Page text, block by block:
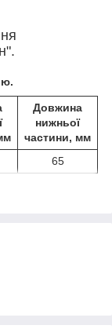
Довжина
нижньої
частини, мм
65